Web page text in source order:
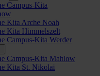
Campus-Kita
Kita Arche Noah
Kita Himmelszelt
Campus-Kita Werder
Campus-Kita Mahlow
Kita St. Nikolai